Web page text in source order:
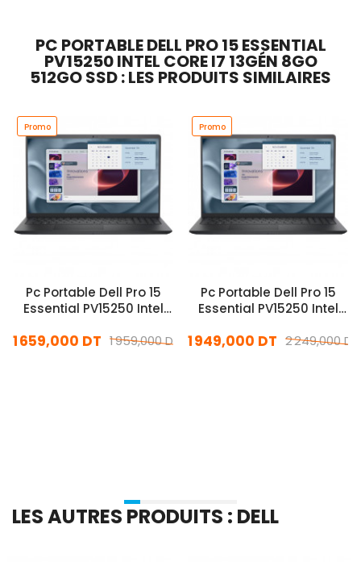
PC PORTABLE DELL PRO 15 ESSENTIAL
PV15250 INTEL CORE I7 13GÉN 8GO
512GO SSD : LES PRODUITS SIMILAIRES
Promo
Pc Portable Dell Pro 15
Essential PV15250 Intel
Windows 11 Pro1 959,000 DT
1 659,000 DT
Promo
Pc Portable Dell Pro 15
Essential PV15250 Intel
512Go SSD Windows 11 Pro
2 249,000 DT
1 949,000 DT
LES AUTRES PRODUITS : DELL